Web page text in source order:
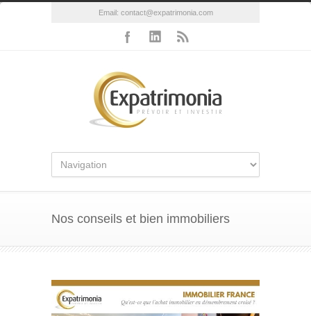
Email: contact@expatrimonia.com
Nos conseils et bien immobiliers